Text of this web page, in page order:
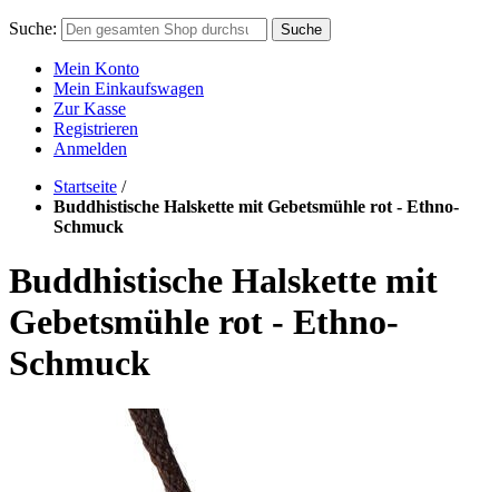
Suche: Suche
Mein Konto
Mein Einkaufswagen
Zur Kasse
Registrieren
Anmelden
Startseite /
Buddhistische Halskette mit Gebetsmühle rot - Ethno-
Schmuck
Buddhistische Halskette mit
Gebetsmühle rot - Ethno-
Schmuck